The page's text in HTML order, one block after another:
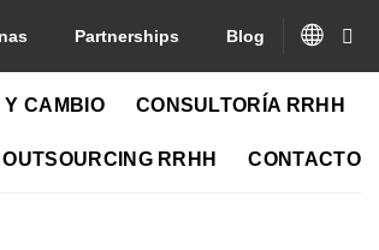
Partnerships Blog
Y CAMBIO CONSULTORÍA RRHH
OUTSOURCING RRHH CONTACTO